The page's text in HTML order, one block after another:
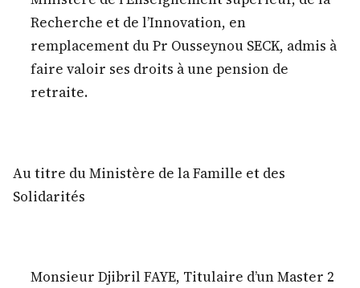
Recherche et de l’Innovation, en
remplacement du Pr Ousseynou SECK, admis à
faire valoir ses droits à une pension de
retraite.
Au titre du Ministère de la Famille et des
Solidarités
Monsieur Djibril FAYE, Titulaire d’un Master 2